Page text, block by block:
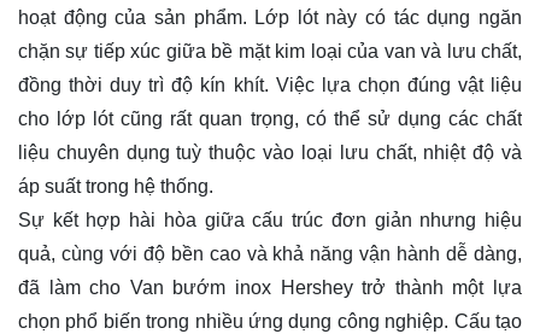
hoạt động của sản phẩm. Lớp lót này có tác dụng ngăn
chặn sự tiếp xúc giữa bề mặt kim loại của van và lưu chất,
đồng thời duy trì độ kín khít. Việc lựa chọn đúng vật liệu
cho lớp lót cũng rất quan trọng, có thể sử dụng các chất
liệu chuyên dụng tuỳ thuộc vào loại lưu chất, nhiệt độ và
áp suất trong hệ thống.
Sự kết hợp hài hòa giữa cấu trúc đơn giản nhưng hiệu
quả, cùng với độ bền cao và khả năng vận hành dễ dàng,
đã làm cho Van bướm inox Hershey trở thành một lựa
chọn phổ biến trong nhiều ứng dụng công nghiệp. Cấu tạo